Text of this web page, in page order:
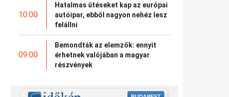
10:00
Hatalmas ütéseket kap az európai
autóipar, ebből nagyon nehéz lesz
felállni
09:00
Bemondták az elemzők: ennyit
érhetnek valójában a magyar
részvények